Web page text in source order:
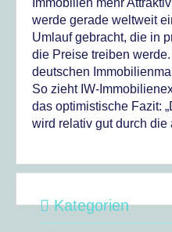
Immobilien mehr
werde gerade weltweit
Umlauf gebracht, die in
die Preise treiben
deutschen
So zieht IW-
das optimistische Fazit:
wird relativ gut durch die
Kategorien